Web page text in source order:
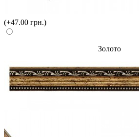
(+47.00 грн.)
Золото